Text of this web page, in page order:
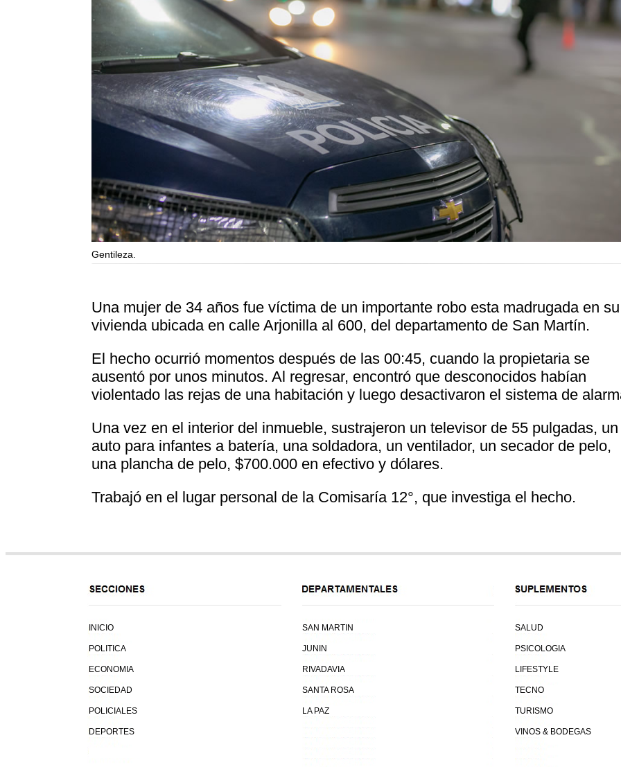
Gentileza.
Una mujer de 34 años fue víctima de un importante robo esta madrugada en su
vivienda ubicada en calle Arjonilla al 600, del departamento de San Martín.
El hecho ocurrió momentos después de las 00:45, cuando la propietaria se
ausentó por unos minutos. Al regresar, encontró que desconocidos habían
violentado las rejas de una habitación y luego desactivaron el sistema de
Una vez en el interior del inmueble, sustrajeron un televisor de 55 pulgadas, un
auto para infantes a batería, una soldadora, un ventilador, un secador de pelo,
una plancha de pelo, $700.000 en efectivo y dólares.
Trabajó en el lugar personal de la Comisaría 12°, que investiga el hecho.
INICIO SAN MARTIN SALUD
POLITICA JUNIN PSICOLOGIA
ECONOMIA RIVADAVIA LIFESTYLE
SOCIEDAD SANTA ROSA TECNO
POLICIALES LA PAZ TURISMO
DEPORTES VINOS & BODEGAS